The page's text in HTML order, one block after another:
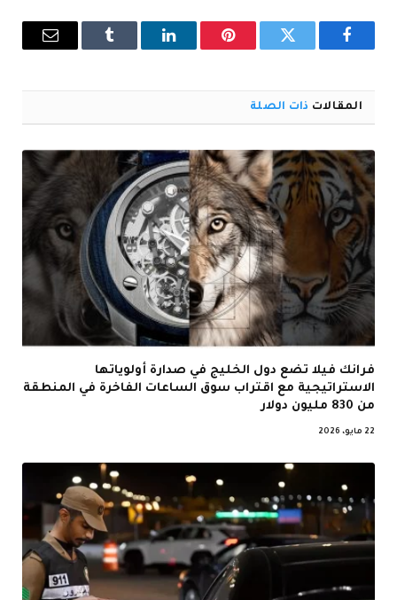
فيسبوك تويتر بينتيريستلينكدإن Tumblr
البريد
المقالات ذات الصلة
فرانك فيلا تضع دول الخليج في صدارة أولوياتها
الاستراتيجية مع اقتراب سوق الساعات الفاخرة في المنطقة
من 830 مليون دولار
22 مايو، 2026